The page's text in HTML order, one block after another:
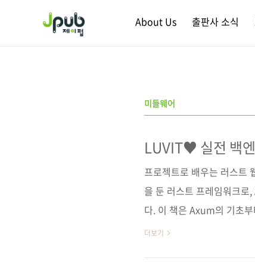
About Us 출판사 소식
미들웨어
LUVIT♥ 실전 백
프로젝트로 배우는 러스트
을 둔 러스트 프레임워크로
다. 이 책은 Axum의 기초
실전 프로젝트를 통해 깊이
더보기